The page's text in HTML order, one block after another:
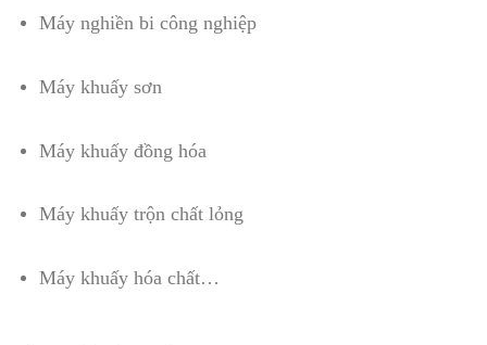
Máy nghiền bi công nghiệp
Máy khuấy sơn
Máy khuấy đồng hóa
Máy khuấy trộn chất lỏng
Máy khuấy hóa chất…